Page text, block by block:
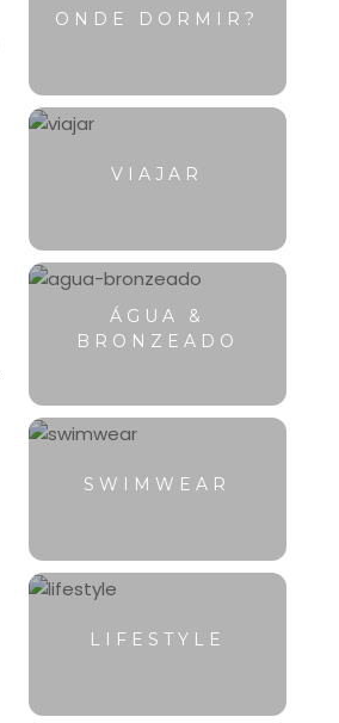
ONDE DORMIR?
VIAJAR
ÁGUA &
BRONZEADO
SWIMWEAR
LIFESTYLE